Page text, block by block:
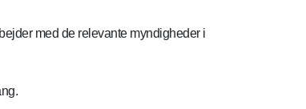
med de relevante myndigheder i